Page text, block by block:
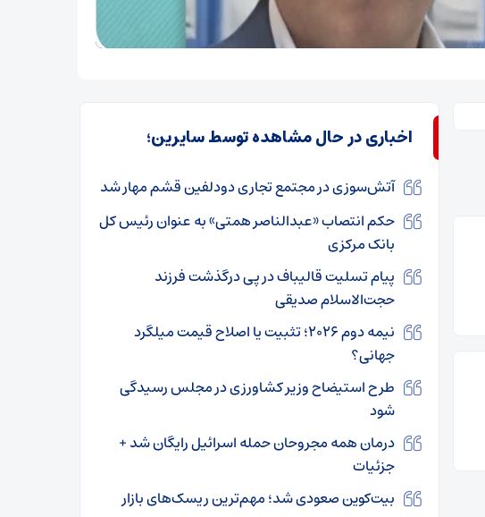
اخباری در حال مشاهده توسط سایرین؛
آتش‌سوزی در مجتمع تجاری دودلفین قشم مهار شد
حکم انتصاب «عبدالناصر همتی» به عنوان رئیس کل
بانک مرکزی
پیام تسلیت قالیباف در پی درگذشت فرزند
حجت‌الاسلام صدیقی
نیمه دوم ۲۰۲۶؛ تثبیت یا اصلاح قیمت میلگرد
جهانی؟
طرح استیضاح وزیر کشاورزی در مجلس رسیدگی
شود
درمان همه مجروحان حمله اسرائیل رایگان شد +
جزئیات
بیت‌کوین صعودی شد؛ مهم‌ترین ریسک‌های بازار